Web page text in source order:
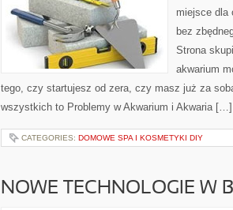
miejsce dla
bez
Strona
akwarium
tego, czy startujesz od zera, czy masz już za
wszystkich to Problemy w Akwarium i Akwaria […]
CATEGORIES: DOMOWE SPA I KOSMETYKI DIY
NOWE TECHNOLOGIE W